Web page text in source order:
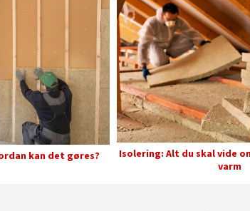
kan det gøres?
Isolering: Alt du skal vide
varm